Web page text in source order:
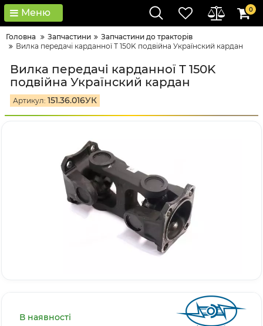
Меню 0
Головна Запчастини
Запчастини до тракторів
Вилка передачі карданної Т 150K подвійна Українский кардан
Вилка передачі карданної Т 150K
подвійна Українский кардан
Артикул: 151.36.016УК
В наявності